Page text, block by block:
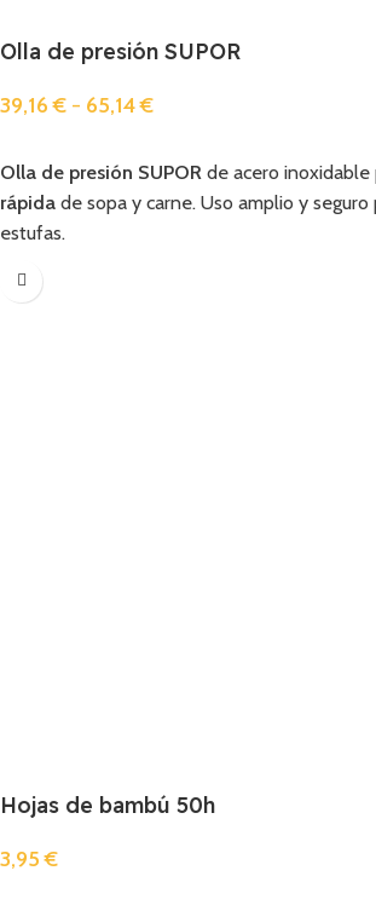
Olla de presión SUPOR
39,16€ - 65,14€
Olla de presión SUPOR de acero inoxidable
rápida de sopa y carne. Uso amplio y seguro
estufas.
Hojas de bambú 50h
3,95€